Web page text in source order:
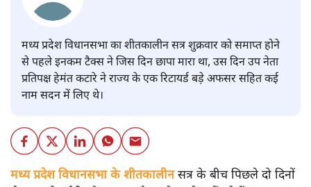
मध्य प्रदेश विधानसभा का शीतकालीन सत्र शुक्रवार को समाप्त होने
से पहले इनकम टैक्स ने जिस दिन छापा मारा था, उस दिन उप नेता
प्रतिपक्ष हेमंत कटारे ने राज्य के एक रिटायर्ड बड़े अफसर सहित कई
नाम सदन में लिए थे।
मध्य प्रदेश विधानसभा के शीतकालीनसत्र के बीच पिछले दो दिनों